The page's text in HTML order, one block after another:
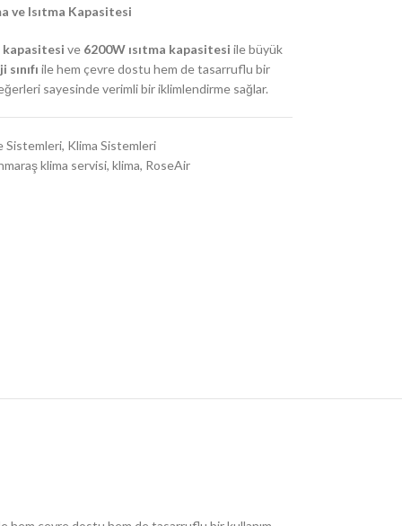
ve Isıtma Kapasitesi
ve 6200W ısıtma kapasitesi ile büyük
ile hem çevre dostu hem de tasarruflu bir
sayesinde verimli bir iklimlendirme sağlar.
Sistemleri, Klima Sistemleri
klima servisi, klima, RoseAir